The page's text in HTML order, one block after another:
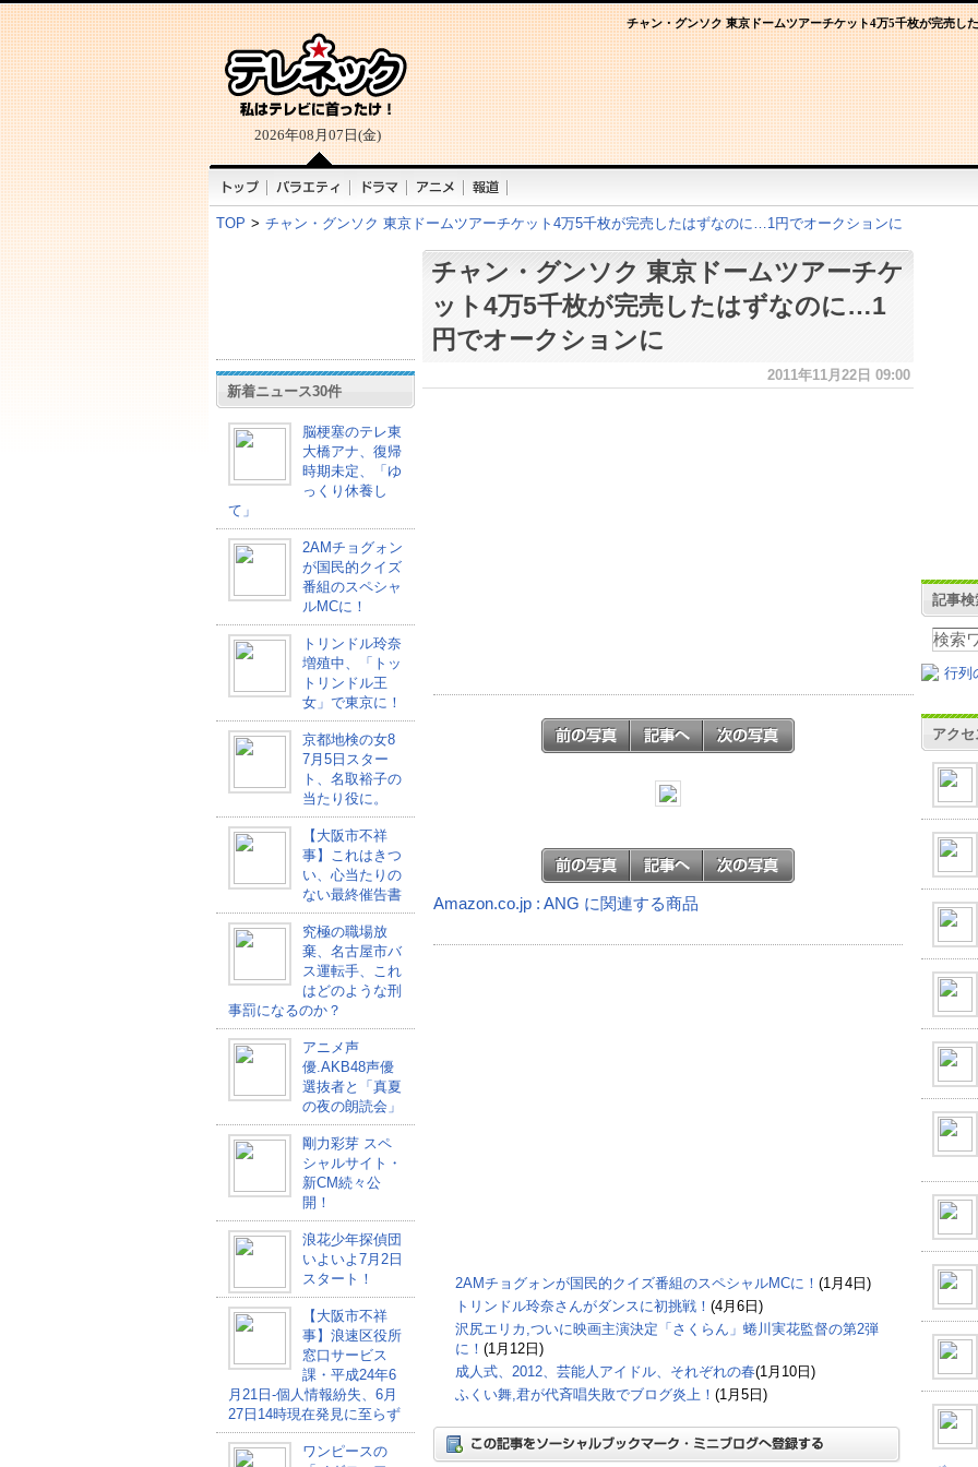
2026年08月07日(金)
チャン・グンソク 東京ドームツアーチケット4万5千枚が完売し
TOP > チャン・グンソク 東京ドームツアーチケット4万5千枚が完売したはずなのに…1円でオークションに
新着ニュース30件
脳梗塞のテレ東
大橋アナ、復帰
時期未定、「ゆ
っくり休養し
て」
2AMチョグォン
が国民的クイズ
番組のスペシャ
ルMCに！
トリンドル玲奈
増殖中、「トッ
トリンドル王
女」で東京に！
京都地検の女8
7月5日スター
ト、名取裕子の
当たり役に。
【大阪市不祥
事】これはきつ
い、心当たりの
ない最終催告書
究極の職場放
棄、名古屋市バ
ス運転手、これ
はどのような刑
事罰になるのか？
アニメ声
優.AKB48声優
選抜者と「真夏
の夜の朗読会」
剛力彩芽 スペ
シャルサイト・
新CM続々公
開！
浪花少年探偵団
いよいよ7月2日
スタート！
【大阪市不祥
事】浪速区役所
窓口サービス
課・平成24年6
月21日-個人情報紛失、6月
27日14時現在発見に至らず
ワンピースの
チャン・グンソク 東京ドームツアーチケ
ット4万5千枚が完売したはずなのに…1
円でオークションに
2011年11月22日 09:00
Amazon.co.jp : ANG に関連する商品
2AMチョグォンが国民的クイズ番組のスペシャルMCに！ (1月4日)
トリンドル玲奈さんがダンスに初挑戦！ (4月6日)
沢尻エリカ,ついに映画主演決定「さくらん」蜷川実花監督の第2弾
に！ (1月12日)
成人式、2012、芸能人アイドル、それぞれの春(1月10日)
ふくい舞,君が代斉唱失敗でブログ炎上！ (1月5日)
記事検
アク